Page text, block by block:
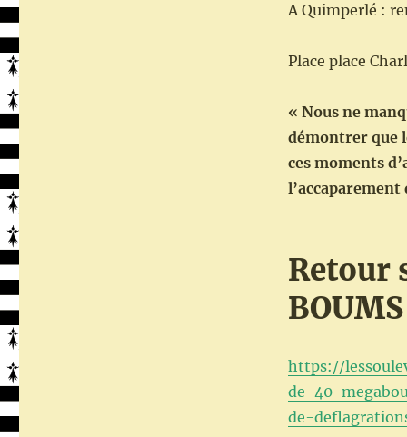
A Quimperlé :
Place place
« Nous ne
démontrer que
ces moments
l’accaparement
Retour
https://
de-40-
de-